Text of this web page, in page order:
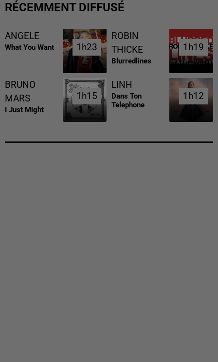
RÉCEMMENT DIFFUSÉ
ANGELE
What You Want 1h23
1h23
ROBIN
THICKE
Blurredlines
1h19
1h19
BRUNO
MARS
I Just Might
1h15
1h15
LINH
Dans Ton
Telephone
1h12
1h12